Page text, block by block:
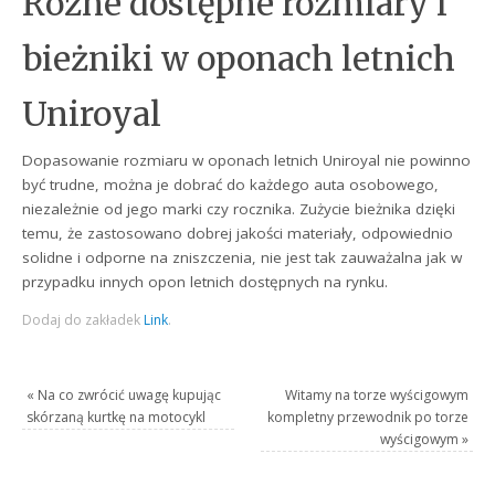
bieżniki w oponach letnich
Uniroyal
Dopasowanie rozmiaru w oponach letnich Uniroyal nie powinno
być trudne, można je dobrać do każdego auta osobowego,
niezależnie od jego marki czy rocznika. Zużycie bieżnika dzięki
temu, że zastosowano dobrej jakości materiały, odpowiednio
solidne i odporne na zniszczenia, nie jest tak zauważalna jak w
przypadku innych opon letnich dostępnych na rynku.
Dodaj do zakładek Link.
« Na co zwrócić uwagę kupując
skórzaną kurtkę na motocykl
Witamy na torze wyścigowym
kompletny przewodnik po torze
wyścigowym »